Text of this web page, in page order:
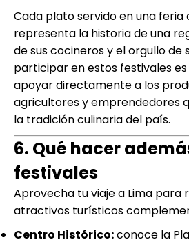
Cada plato servido en una feria
representa la historia de una
de sus cocineros y el orgullo de
participar en estos festivales
apoyar directamente a los
agricultores y emprendedores
la tradición culinaria del país.
6. Qué hacer
festivales
Aprovecha tu viaje a Lima
atractivos turísticos
Centro Histórico:conoce la